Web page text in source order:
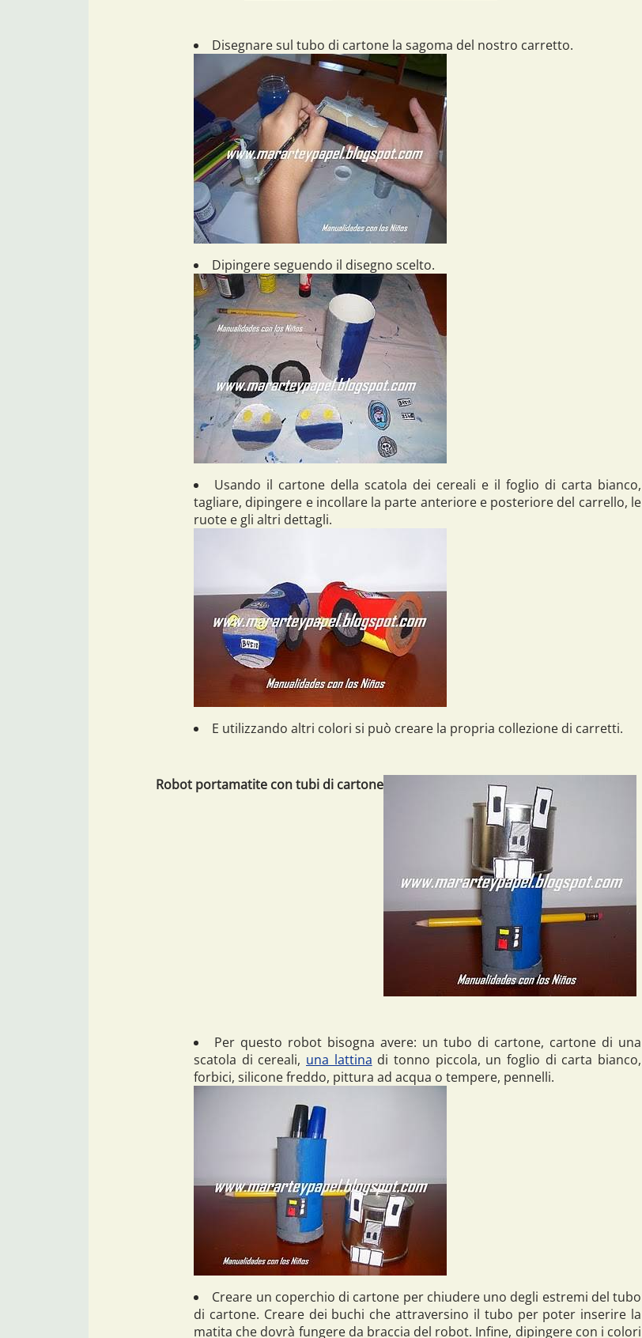
Disegnare sul tubo di cartone la sagoma del nostro carretto.
Dipingere seguendo il disegno scelto.
Usando il cartone della scatola dei cereali e il foglio di carta bianco,
tagliare, dipingere e incollare la parte anteriore e posteriore del carrello, le
ruote e gli altri dettagli.
E utilizzando altri colori si può creare la propria collezione di carretti.
Robot portamatite con tubi di cartone
Per questo robot bisogna avere: un tubo di cartone, cartone di una
scatola di cereali, una lattina di tonno piccola, un foglio di carta bianco,
forbici, silicone freddo, pittura ad acqua o tempere, pennelli.
Creare un coperchio di cartone per chiudere uno degli estremi del tubo
di cartone. Creare dei buchi che attraversino il tubo per poter inserire la
matita che dovrà fungere da braccia del robot. Infine, dipingere con i colori